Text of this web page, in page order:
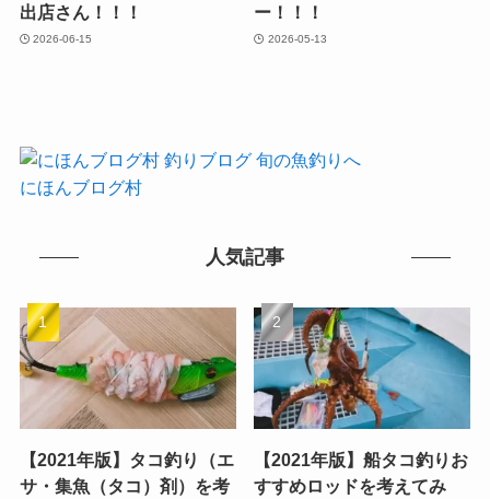
出店さん！！！
2026-06-15
ー！！！
2026-05-13
にほんブログ村
人気記事
【2021年版】タコ釣り（エ
サ・集魚（タコ）剤）を考
【2021年版】船タコ釣りお
すすめロッドを考えてみ